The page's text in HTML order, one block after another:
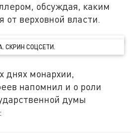
обсуждая, каким
от верховной власти.
СКРИН СОЦСЕТИ.
днях монархии,
напомнил и о роли
думы